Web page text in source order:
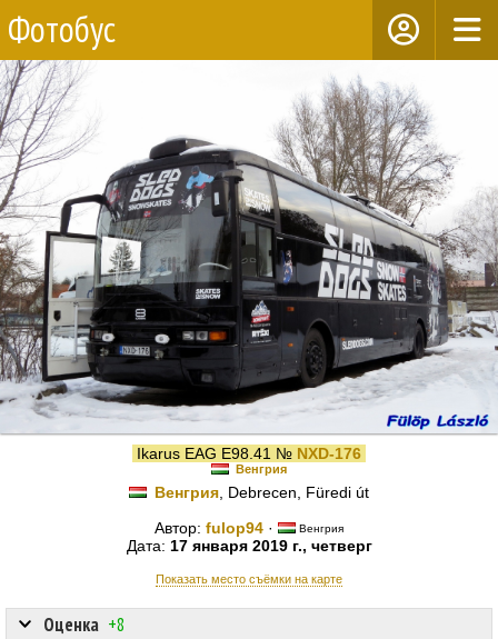
Фотобус
Ikarus EAG E98.41 № NXD-176
Венгрия
Венгрия , Debrecen, Füredi út
Автор: fulop94 · Венгрия
Дата: 17 января 2019 г., четверг
Показать место съёмки на карте
Оценка +8